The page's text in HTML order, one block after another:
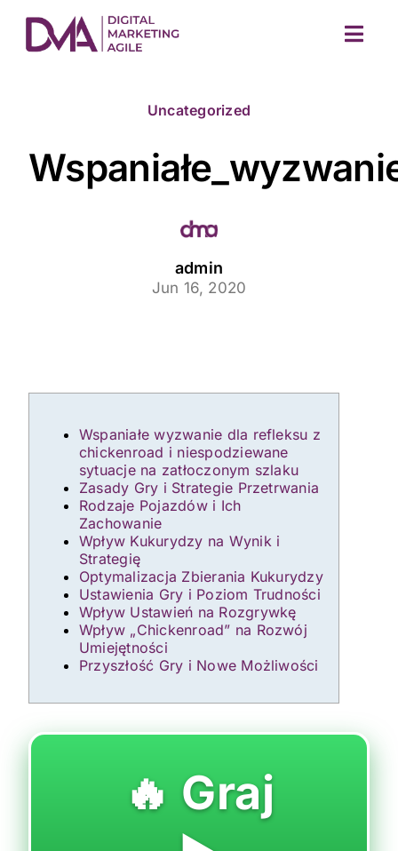
content
Uncategorized
admin
Jun 16, 2020
Wspaniałe wyzwanie dla refleksu z
chickenroad i niespodziewane
sytuacje na zatłoczonym szlaku
Zasady Gry i Strategie Przetrwania
Rodzaje Pojazdów i Ich
Zachowanie
Wpływ Kukurydzy na Wynik i
Strategię
Optymalizacja Zbierania Kukurydzy
Ustawienia Gry i Poziom Trudności
Wpływ Ustawień na Rozgrywkę
Wpływ „Chickenroad” na Rozwój
Umiejętności
Przyszłość Gry i Nowe Możliwości
🔥 Graj